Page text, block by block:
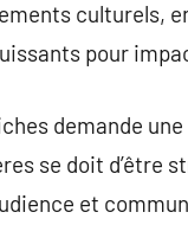
culturels,
pour
demande
se doit d’être
et